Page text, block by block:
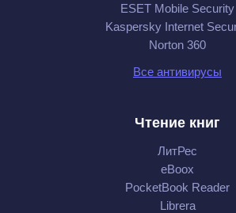
ESET Mobile Security
Kaspersky Internet
Norton 360
Все антивирусы
Чтение книг
ЛитРес
eBoox
PocketBook Reader
Librera